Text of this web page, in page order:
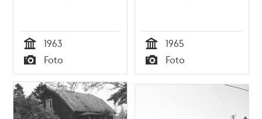
Tid
1963
Typ
Foto Tid
1965
Typ
Foto